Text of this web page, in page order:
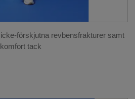
förskjutna revbensfrakturer samt
tack